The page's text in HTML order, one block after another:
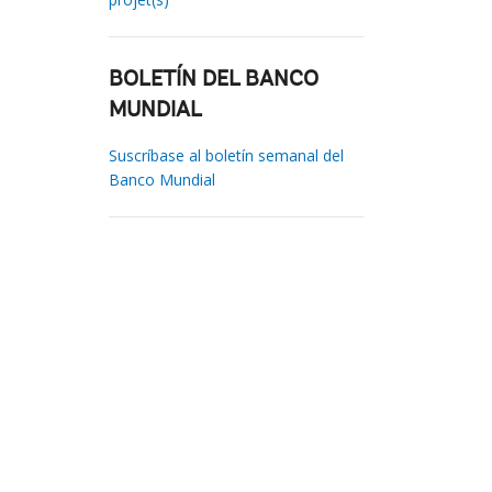
BOLETÍN DEL BANCO
MUNDIAL
Suscríbase al boletín semanal del
Banco Mundial